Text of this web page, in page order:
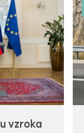
vzroka